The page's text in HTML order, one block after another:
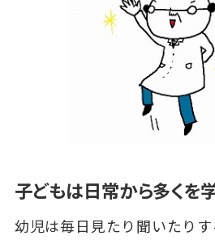
子どもは日常から多くを
幼児は毎日見たり聞いたり